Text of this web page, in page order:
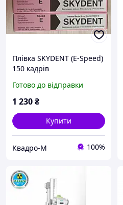
Плівка SKYDENT (E-Speed)
150 кадрів
Готово до відправки
1 230₴
Купити
Квадро-М 100%